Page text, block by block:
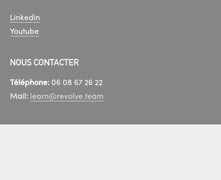
Linkedin
Youtube
NOUS CONTACTER
Téléphone: 06 08 67 26 22
Mail: learn@revolve.team